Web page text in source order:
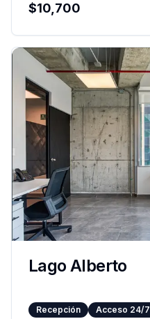
$10,700
Lago Alberto
Recepción Acceso 24/7